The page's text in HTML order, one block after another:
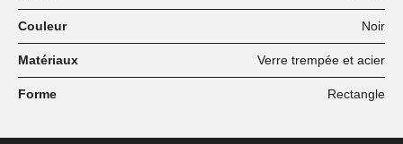
Couleur Noir
Matériaux Verre trempée et acier
Forme Rectangle